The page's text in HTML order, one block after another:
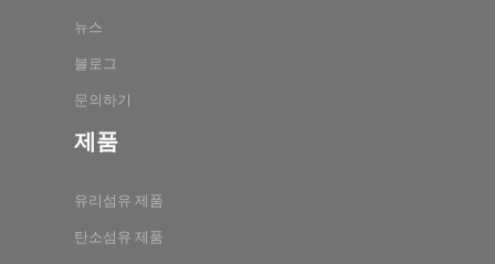
뉴스
블로그
문의하기
제품
유리섬유 제품
탄소섬유 제품